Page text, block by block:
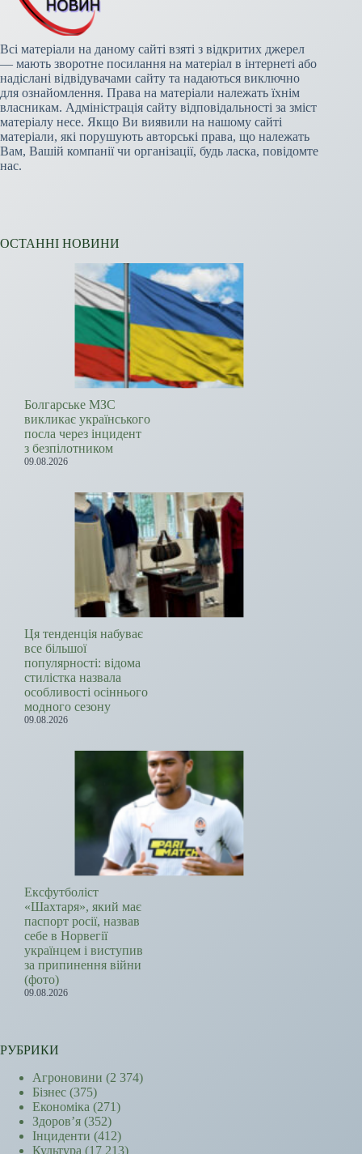
Всі матеріали на даному сайті взяті з відкритих джерел
— мають зворотне посилання на матеріал в інтернеті або
надіслані відвідувачами сайту та надаються виключно
для ознайомлення. Права на матеріали належать їхнім
власникам. Адміністрація сайту відповідальності за зміст
матеріалу несе. Якщо Ви виявили на нашому сайті
матеріали, які порушують авторські права, що належать
Вам, Вашій компанії чи організації, будь ласка, повідомте
нас.
ОСТАННІ НОВИНИ
Болгарське МЗС
викликає українського
посла через інцидент
з безпілотником
09.08.2026
Ця тенденція набуває
все більшої
популярності: відома
стилістка назвала
особливості осіннього
модного сезону
09.08.2026
Ексфутболіст
«Шахтаря», який має
паспорт росії, назвав
себе в Норвегії
українцем і виступив
за припинення війни
(фото)
09.08.2026
РУБРИКИ
Агроновини (2 374)
Бізнес (375)
Економіка (271)
Здоров’я (352)
Інциденти (412)
Культура (17 213)